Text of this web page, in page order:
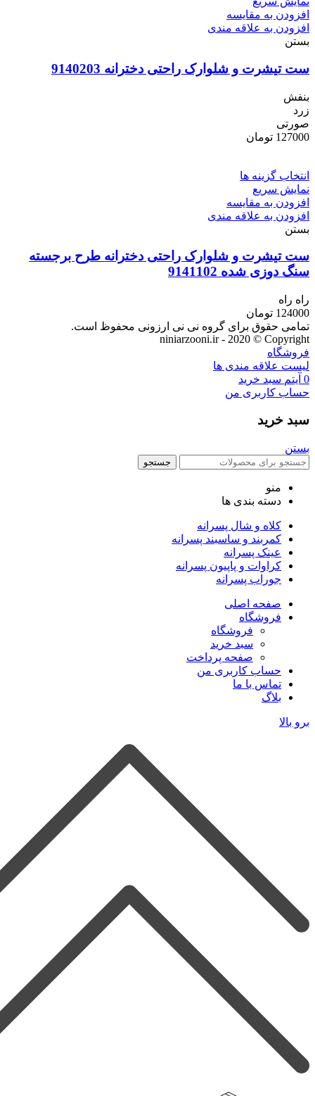
افزودن به مقایسه
افزودن به علاقه مندی
بستن
ست تیشرت و شلوارک راحتی دخترانه 9140203
بنفش
زرد
صورتی
127000 تومان
انتخاب گزینه ها
نمایش سریع
افزودن به مقایسه
افزودن به علاقه مندی
بستن
ست تیشرت و شلوارک راحتی دخترانه طرح برجسته
سنگ دوزی شده 9141102
راه راه
124000 تومان
تمامی حقوق برای گروه نی نی ارزونی محفوظ است.
niniarzooni.ir - 2020 © Copyright
فروشگاه
لیست علاقه مندی ها
0 آیتم سبد خرید
حساب کاربری من
سبد خرید
بستن
جستجو
منو
دسته بندی ها
کلاه و شال پسرانه
کمربند و ساسبند پسرانه
عینک پسرانه
کراوات و پاپیون پسرانه
جوراب پسرانه
صفحه اصلی
فروشگاه
فروشگاه
سبد خرید
صفحه پرداخت
حساب کاربری من
تماس با ما
بلاگ
برو بالا